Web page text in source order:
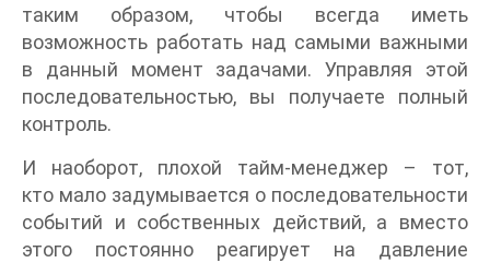
таким образом, чтобы всегда иметь
возможность работать над самыми важными
в данный момент задачами. Управляя этой
последовательностью, вы получаете полный
контроль.
И наоборот, плохой тайм-менеджер – тот,
кто мало задумывается о последовательности
событий и собственных действий, а вместо
этого постоянно реагирует на давление